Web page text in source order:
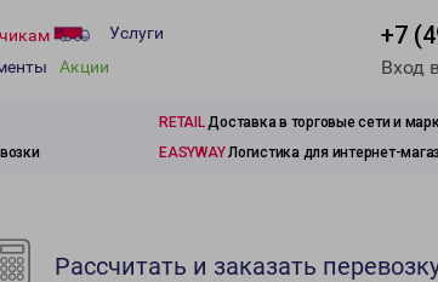
Услуги
Акции
+7
Вход
RETAILДоставка в торговые сети и
EASYWAYЛогистика для интернет-
Рассчитать и заказать